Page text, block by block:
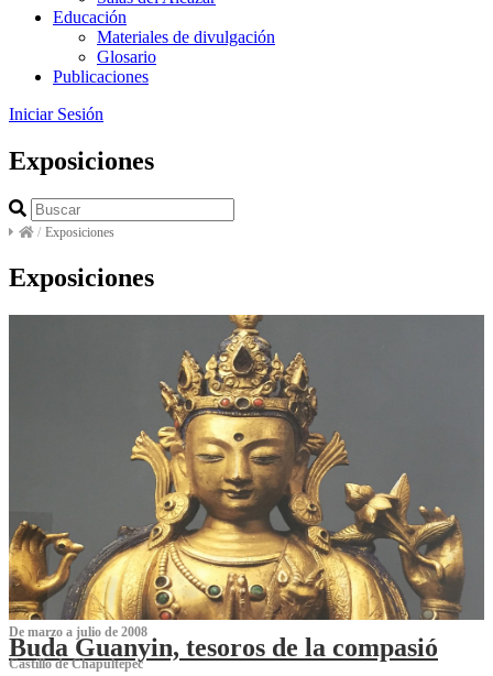
Educación
Materiales de divulgación
Glosario
Publicaciones
Iniciar Sesión
Exposiciones
/ Exposiciones
Exposiciones
De marzo a julio de 2008
Buda Guanyin, tesoros de la compasió
Castillo de Chapultepec